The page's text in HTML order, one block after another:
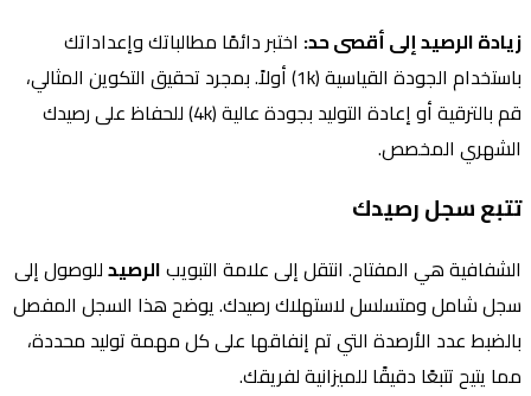
زيادة الرصيد إلى أقصى حد: اختبر دائمًا مطالباتك وإعداداتك
باستخدام الجودة القياسية (1k) أولاً. بمجرد تحقيق التكوين المثالي،
قم بالترقية أو إعادة التوليد بجودة عالية (4k) للحفاظ على رصيدك
الشهري المخصص.
تتبع سجل رصيدك
الشفافية هي المفتاح. انتقل إلى علامة التبويبالرصيدللوصول إلى
سجل شامل ومتسلسل لاستهلاك رصيدك. يوضح هذا السجل المفصل
بالضبط عدد الأرصدة التي تم إنفاقها على كل مهمة توليد محددة،
مما يتيح تتبعًا دقيقًا للميزانية لفريقك.